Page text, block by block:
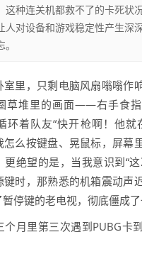
这种连关机都救不了的卡死状
人对设备和游戏稳定性产生深
室里，只剩电脑风扇嗡嗡作
草堆里的画面——右手食
环着队友“快开枪啊！他就
怎么按键盘、晃鼠标，屏幕
更绝望的是，当我意识到“
键时，那熟悉的机箱震动声
停键的老电视，彻底僵成了
个月里第三次遇到PUBG卡